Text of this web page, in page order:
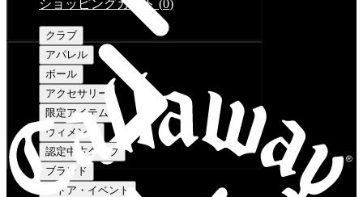
ショッピングカート (0)
クラブ
アパレル
ボール
アクセサリー
限定アイテム
ウィメンズ
認定中古クラブ
ブランド
ストア・イベント